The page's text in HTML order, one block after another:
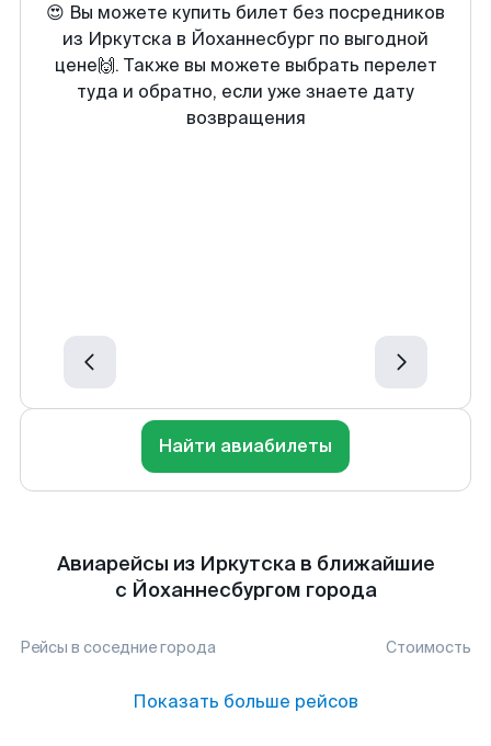
😍 Вы можете купить билет без посредников
из Иркутска в Йоханнесбург по выгодной
цене🙌. Также вы можете выбрать перелет
туда и обратно, если уже знаете дату
возвращения
Найти авиабилеты
Авиарейсы из Иркутска в ближайшие
с Йоханнесбургом города
Рейсы в соседние города Стоимость
Показать больше рейсов